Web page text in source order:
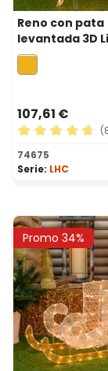
Reno con pata
levantada 3D
Cream & Brown
200 led blanco
107,61 €
Calificación
74675
Serie: LHC
Promo 34%